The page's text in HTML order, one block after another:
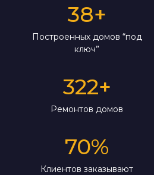
38+
Построенных домов “под
ключ”
322+
Ремонтов домов
70%
Клиентов заказывают